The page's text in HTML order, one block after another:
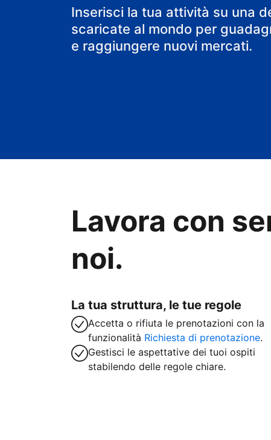
il tuo B&B
Inserisci la tua attività su una
scaricate al mondo per
e raggiungere nuovi mercati.
Lavora con
noi.
La tua struttura, le tue regole
Accetta o rifiuta le prenotazioni con la
funzionalità Richiesta di prenotazione.
Gestisci le aspettative dei tuoi ospiti
stabilendo delle regole chiare.